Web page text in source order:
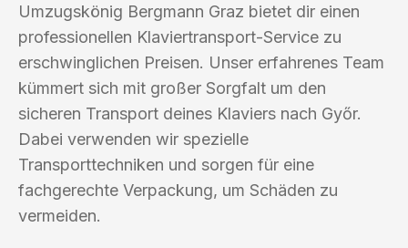
Umzugskönig Bergmann Graz bietet dir einen
professionellen Klaviertransport-Service zu
erschwinglichen Preisen. Unser erfahrenes Team
kümmert sich mit großer Sorgfalt um den
sicheren Transport deines Klaviers nach Győr.
Dabei verwenden wir spezielle
Transporttechniken und sorgen für eine
fachgerechte Verpackung, um Schäden zu
vermeiden.